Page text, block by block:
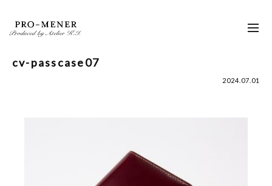
content
cv-passcase07
2024.07.01